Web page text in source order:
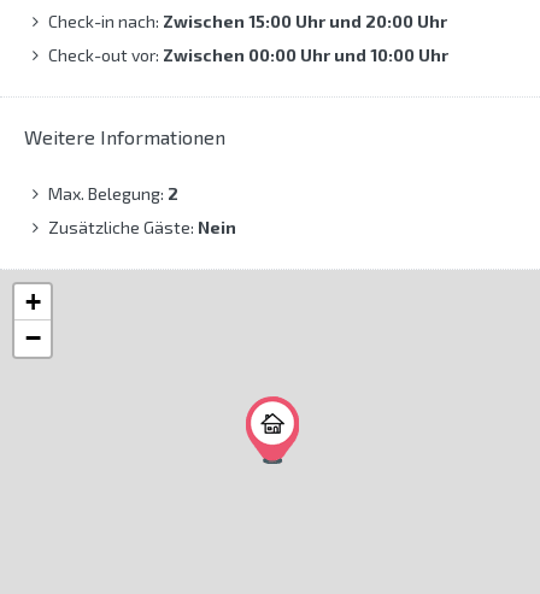
Check-in nach: Zwischen 15:00 Uhr und 20:00 Uhr
Check-out vor: Zwischen 00:00 Uhr und 10:00 Uhr
Weitere Informationen
Max. Belegung: 2
Zusätzliche Gäste: Nein
+
−